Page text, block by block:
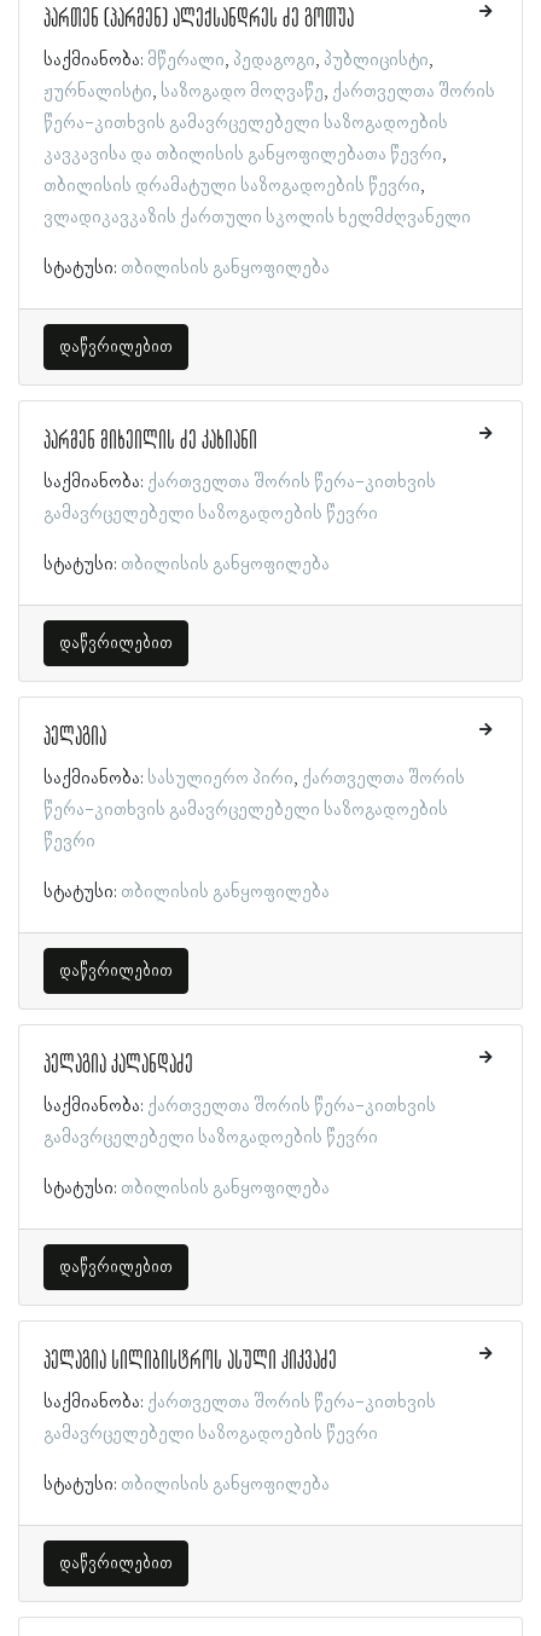
პართენ (პარმენ) ალექსანდრეს ძე გოთუა
საქმიანობა: მწერალი პედაგოგი პუბლიცისტი
ჟურნალისტი საზოგადო მოღვაწე ქართველთა შორის
წერა-კითხვის გამავრცელებელი საზოგადოების
კავკავისა და თბილისის განყოფილებათა წევრი
თბილისის დრამატული საზოგადოების წევრი
ვლადიკავკაზის ქართული სკოლის ხელმძღვანელი
სტატუსი: თბილისის განყოფილება
დაწვრილებით
პარმენ მიხეილის ძე კახიანი
საქმიანობა: ქართველთა შორის წერა-კითხვის
გამავრცელებელი საზოგადოების წევრი
სტატუსი: თბილისის განყოფილება
დაწვრილებით
პელაგია
საქმიანობა: სასულიერო პირი ქართველთა შორის
წერა-კითხვის გამავრცელებელი საზოგადოების
წევრი
სტატუსი: თბილისის განყოფილება
დაწვრილებით
პელაგია კალანდაძე
საქმიანობა: ქართველთა შორის წერა-კითხვის
გამავრცელებელი საზოგადოების წევრი
სტატუსი: თბილისის განყოფილება
დაწვრილებით
პელაგია სილიბისტროს ასული კიკვაძე
საქმიანობა: ქართველთა შორის წერა-კითხვის
გამავრცელებელი საზოგადოების წევრი
სტატუსი: თბილისის განყოფილება
დაწვრილებით